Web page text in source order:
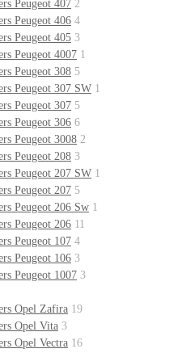
Peugeot 407 2
Peugeot 406 4
Peugeot 405 3
Peugeot 4007 1
Peugeot 308 5
Peugeot 307 SW 1
Peugeot 307 5
Peugeot 306 6
Peugeot 3008 2
Peugeot 208 3
Peugeot 207 SW 1
Peugeot 207 5
Peugeot 206 Sw 1
Peugeot 206 11
Peugeot 107 4
Peugeot 106 3
Peugeot 1007 3
Opel Zafira 19
Opel Vita 3
Opel Vectra 16